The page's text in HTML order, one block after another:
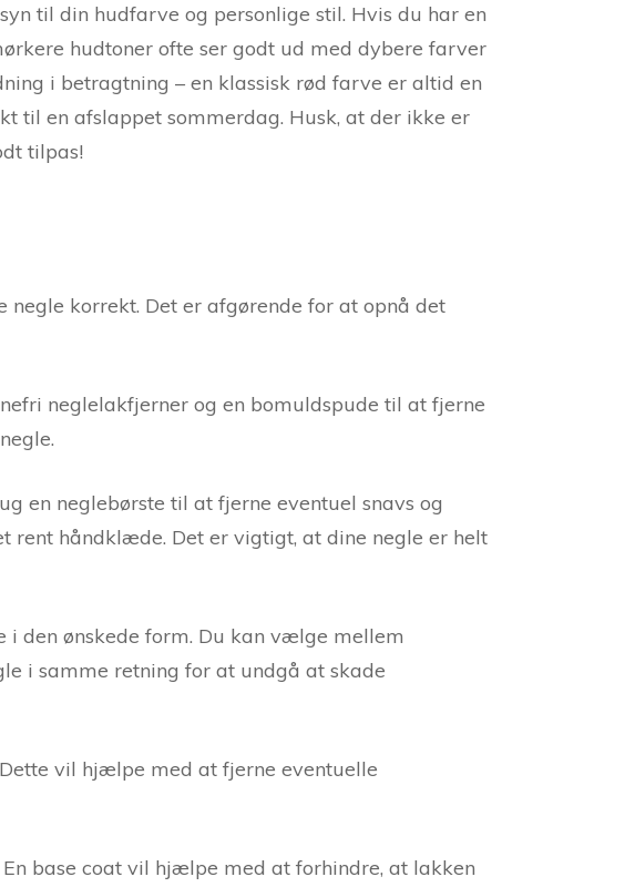
til din hudfarve og personlige stil. Hvis du har en
hudtoner ofte ser godt ud med dybere farver
i betragtning – en klassisk rød farve er altid en
til en afslappet sommerdag. Husk, at der ikke er
tilpas!
korrekt. Det er afgørende for at opnå det
neglelakfjerner og en bomuldspude til at fjerne
en neglebørste til at fjerne eventuel snavs og
rent håndklæde. Det er vigtigt, at dine negle er helt
den ønskede form. Du kan vælge mellem
i samme retning for at undgå at skade
vil hjælpe med at fjerne eventuelle
base coat vil hjælpe med at forhindre, at lakken